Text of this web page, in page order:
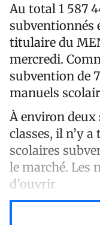
Au total 1 587
subventionnés
titulaire du
mercredi.
subvention de
manuels
À environ deux
classes, il n’y
scolaires
le marché. Les
d’ouvrir